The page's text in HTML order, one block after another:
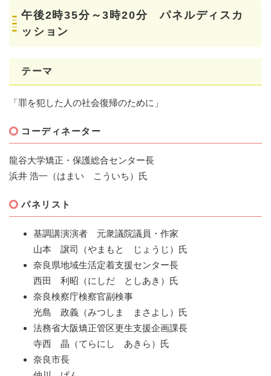
午後2時35分～3時20分 パネルディスカ
ッション
テーマ
「罪を犯した人の社会復帰のために」
コーディネーター
龍谷大学矯正・保護総合センター長
浜井 浩一（はまい こういち）氏
パネリスト
基調講演演者 元衆議院議員・作家
山本 譲司（やまもと じょうじ）氏
奈良県地域生活定着支援センター長
西田 利昭（にしだ としあき）氏
奈良検察庁検察官副検事
光島 政義（みつしま まさよし）氏
法務省大阪矯正管区更生支援企画課長
寺西 晶（てらにし あきら）氏
奈良市長